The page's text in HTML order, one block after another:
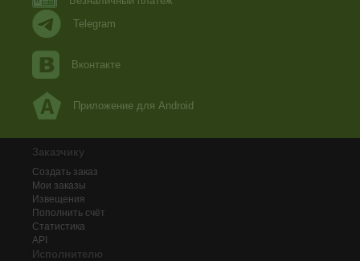
Telegram
Вконтакте
Приложение для Android
Заказчику
Создать заказ
Мои заказы
Извещения
Пополнить счёт
Статистика
API
Исполнителю